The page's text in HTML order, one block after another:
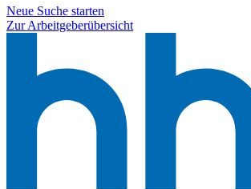
Neue Suche starten
Zur Arbeitgeberübersicht